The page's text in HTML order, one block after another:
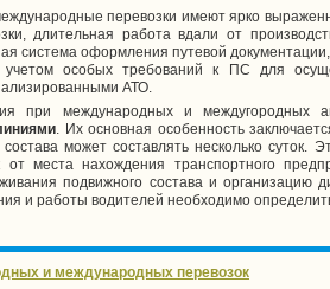
перевозки имеют ярко
длительная работа вдали от
система оформления путевой
особых требований к ПС для
АТО.
при международных и междугородных
. Их основная особенность
может составлять несколько
от места нахождения транспортного
подвижного состава и организацию
и работы водителей необходимо
и международных перевозок